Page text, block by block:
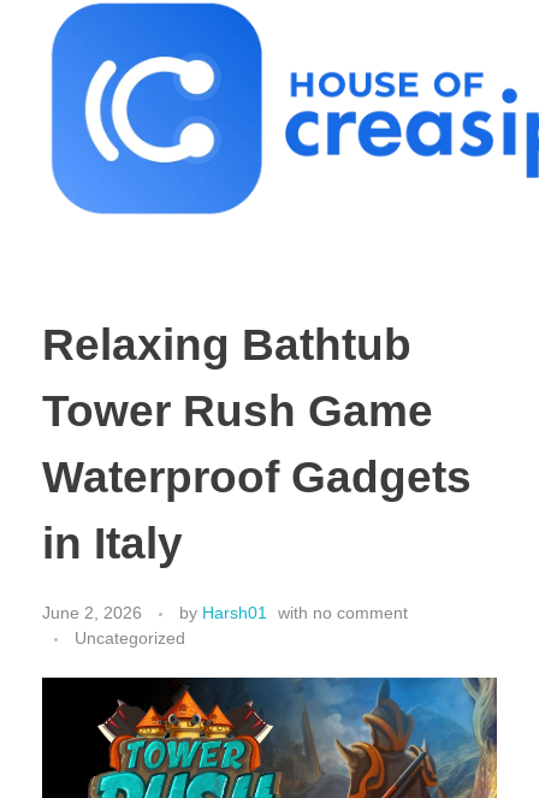
Relaxing Bathtub
Tower Rush Game
Waterproof Gadgets
in Italy
June 2, 2026 by Harsh01 with no comment
Uncategorized